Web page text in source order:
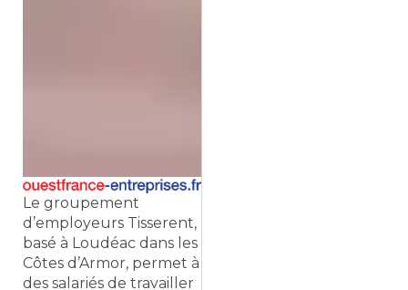
Le groupement
d’employeurs Tisserent,
basé à Loudéac dans les
Côtes d’Armor, permet à
des salariés de travailler